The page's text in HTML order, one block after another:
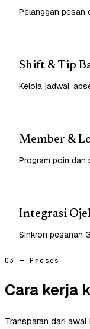
Pelanggan pesan
Shift & Tip
Kelola jadwal,
Member &
Program poin dan
Integrasi
Sinkron pesanan
03 — Proses
Cara kerja
Transparan dari